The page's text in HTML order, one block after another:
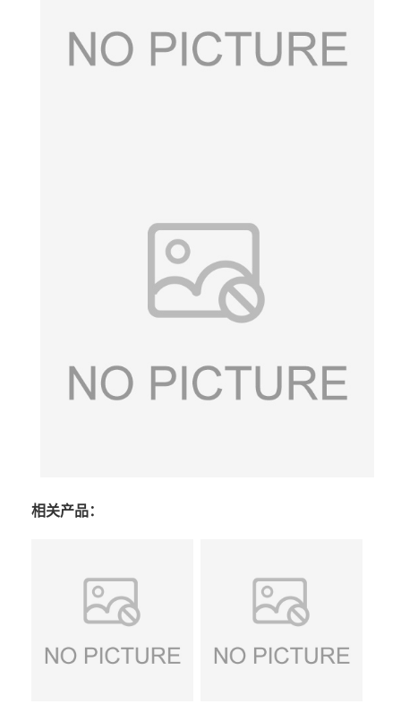
相关产品：